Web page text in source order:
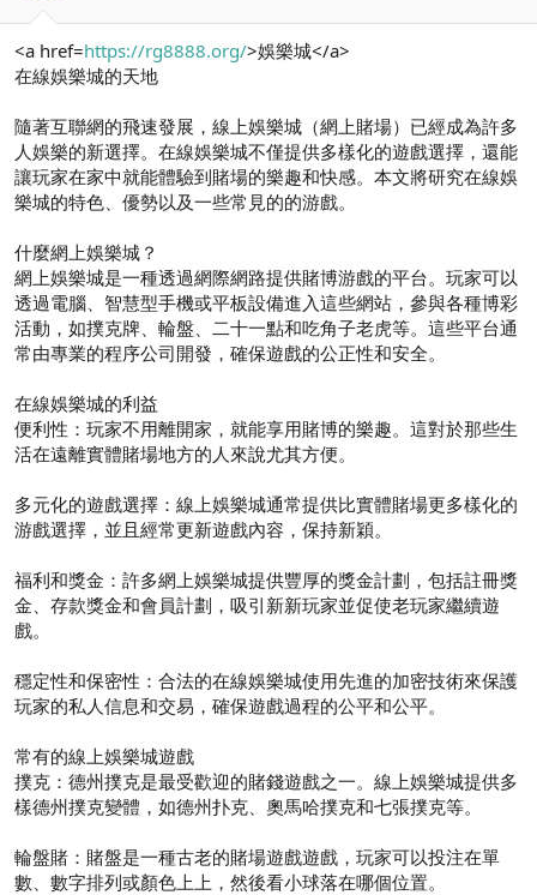
<a href=https://rg8888.org/>娛樂城</a>
在線娛樂城的天地
隨著互聯網的飛速發展，線上娛樂城（網上賭場）已經成為許多
人娛樂的新選擇。在線娛樂城不僅提供多樣化的遊戲選擇，還能
讓玩家在家中就能體驗到賭場的樂趣和快感。本文將研究在線娛
樂城的特色、優勢以及一些常見的的游戲。
什麼網上娛樂城？
網上娛樂城是一種透過網際網路提供賭博游戲的平台。玩家可以
透過電腦、智慧型手機或平板設備進入這些網站，參與各種博彩
活動，如撲克牌、輪盤、二十一點和吃角子老虎等。這些平台通
常由專業的程序公司開發，確保遊戲的公正性和安全。
在線娛樂城的利益
便利性：玩家不用離開家，就能享用賭博的樂趣。這對於那些生
活在遠離實體賭場地方的人來說尤其方便。
多元化的遊戲選擇：線上娛樂城通常提供比實體賭場更多樣化的
游戲選擇，並且經常更新遊戲內容，保持新穎。
福利和獎金：許多網上娛樂城提供豐厚的獎金計劃，包括註冊獎
金、存款獎金和會員計劃，吸引新新玩家並促使老玩家繼續遊
戲。
穩定性和保密性：合法的在線娛樂城使用先進的加密技術來保護
玩家的私人信息和交易，確保遊戲過程的公平和公平。
常有的線上娛樂城遊戲
撲克：德州撲克是最受歡迎的賭錢遊戲之一。線上娛樂城提供多
樣德州撲克變體，如德州扑克、奧馬哈撲克和七張撲克等。
輪盤賭：賭盤是一種古老的賭場遊戲遊戲，玩家可以投注在單
數、數字排列或顏色上上，然後看小球落在哪個位置。